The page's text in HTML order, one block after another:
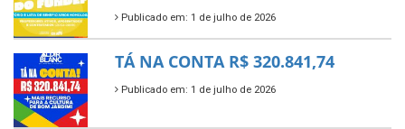
Publicado em: 1 de julho de 2026
TÁ NA CONTA R$ 320.841,74
Publicado em: 1 de julho de 2026